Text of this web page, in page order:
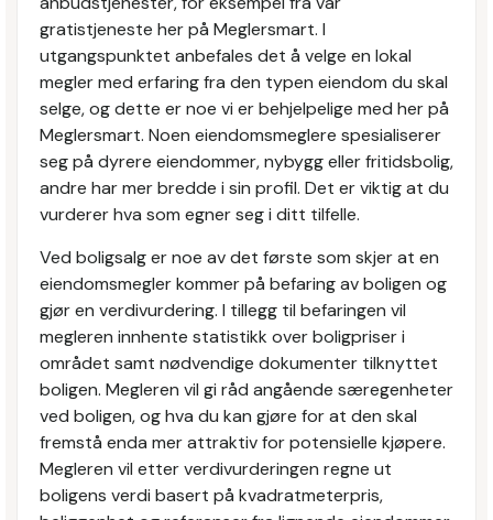
gratistjeneste her på Meglersmart. I
utgangspunktet anbefales det å velge en lokal
megler med erfaring fra den typen eiendom du skal
selge, og dette er noe vi er behjelpelige med her på
Meglersmart. Noen eiendomsmeglere spesialiserer
seg på dyrere eiendommer, nybygg eller fritidsbolig,
andre har mer bredde i sin profil. Det er viktig at du
vurderer hva som egner seg i ditt tilfelle.
Ved boligsalg er noe av det første som skjer at en
eiendomsmegler kommer på befaring av boligen og
gjør en verdivurdering. I tillegg til befaringen vil
megleren innhente statistikk over boligpriser i
området samt nødvendige dokumenter tilknyttet
boligen. Megleren vil gi råd angående særegenheter
ved boligen, og hva du kan gjøre for at den skal
fremstå enda mer attraktiv for potensielle kjøpere.
Megleren vil etter verdivurderingen regne ut
boligens verdi basert på kvadratmeterpris,